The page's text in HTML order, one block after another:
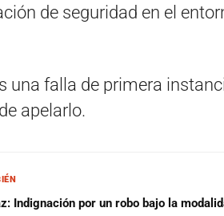
de seguridad en el
una falla de primera
apelarlo.
Indignación por un robo bajo la